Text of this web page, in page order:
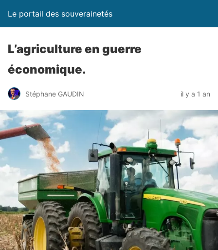
Le portail des souverainetés
L’agriculture en guerre
économique.
Stéphane GAUDIN il y a 1 an